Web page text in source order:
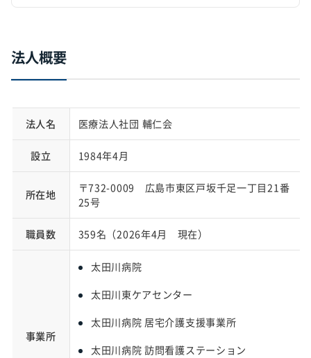
法人概要
法人名 医療法人社団 輔仁会
設立 1984年4月
所在地
〒732-0009 広島市東区戸坂千足一丁目21番
25号
職員数 359名（2026年4月 現在）
事業所
太田川病院
太田川東ケアセンター
太田川病院 居宅介護支援事業所
太田川病院 訪問看護ステーション